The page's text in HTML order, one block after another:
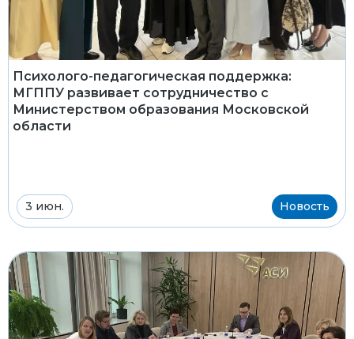
Психолого-педагогическая поддержка:
МГППУ развивает сотрудничество с
Министерством образования Московской
области
3 июн. Новость